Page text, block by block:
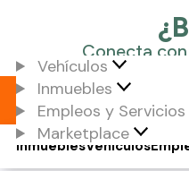
Vehículos
Inmuebles
Empleos y
Marketplace
Vehículos
Inmuebles